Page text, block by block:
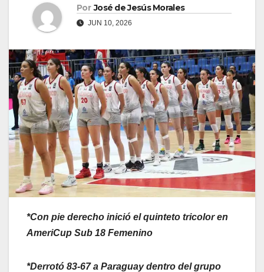
Por José de Jesús Morales
JUN 10, 2026
*Con pie derecho inició el quinteto tricolor en
AmeriCup Sub 18 Femenino
*Derrotó 83-67 a Paraguay dentro del grupo